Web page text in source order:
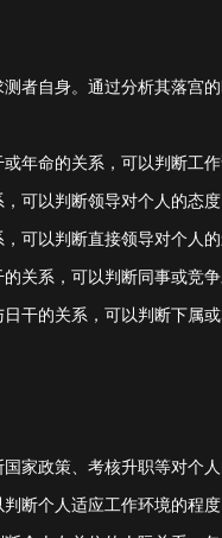
者自身。通过分析其落宫
年命的关系，可以判断工
可以判断领导对个人的态
可以判断直接领导对个人
关系，可以判断同事或竞
干的关系，可以判断下属
家政策、考核升职等对个
断个人适应工作环境的程